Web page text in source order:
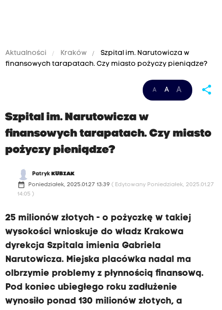
Aktualności Kraków
Szpital im. Narutowicza w
finansowych tarapatach. Czy miasto pożyczy pieniądze?
A A A share
Szpital im. Narutowicza w
finansowych tarapatach. Czy miasto
pożyczy pieniądze?
Patryk KUBIAK
date_range Poniedziałek, 2025.01.27 13:39 ( Edytowany Poniedziałek, 2025.01.27
14:05 )
25 milionów złotych - o pożyczkę w takiej
wysokości wnioskuje do władz Krakowa
dyrekcja Szpitala imienia Gabriela
Narutowicza. Miejska placówka nadal ma
olbrzymie problemy z płynnością finansową.
Pod koniec ubiegłego roku zadłużenie
wynosiło ponad 130 milionów złotych, a